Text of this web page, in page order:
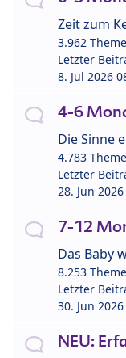
Zeit zum
3.962
Letzter
8. Jul 2026
4-6
Die Sinne
4.783
Letzter
28. Jun
7-12
Das Baby
8.253
Letzter
30. Jun
NEU: